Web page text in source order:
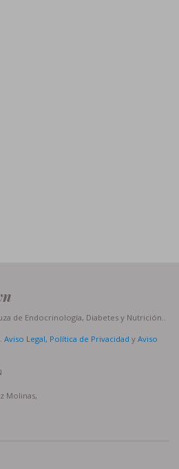
de Endocrinología, Diabetes y Nutrición..
Aviso Legal, Política de Privacidad y Aviso
Molinas,